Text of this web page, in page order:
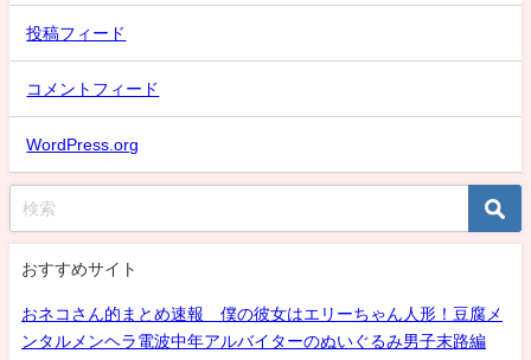
投稿フィード
コメントフィード
WordPress.org
おすすめサイト
おネコさん的まとめ速報 僕の彼女はエリーちゃん人形！豆腐メ
ンタルメンヘラ電波中年アルバイターのぬいぐるみ男子末路編